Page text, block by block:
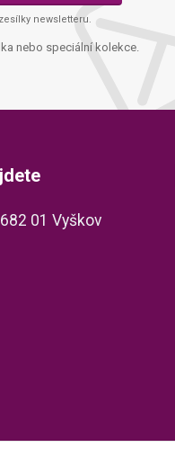
newsletteru.
nebo speciální kolekce.
01 Vyškov